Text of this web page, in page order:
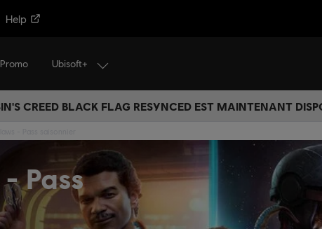
Help
Promo Ubisoft+
CREED BLACK FLAG RESYNCED EST MAINTENANT
Pass